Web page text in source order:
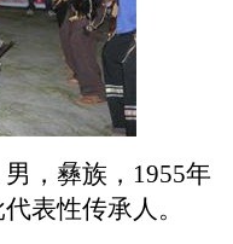
，彝族， 1955年
表性传承人。